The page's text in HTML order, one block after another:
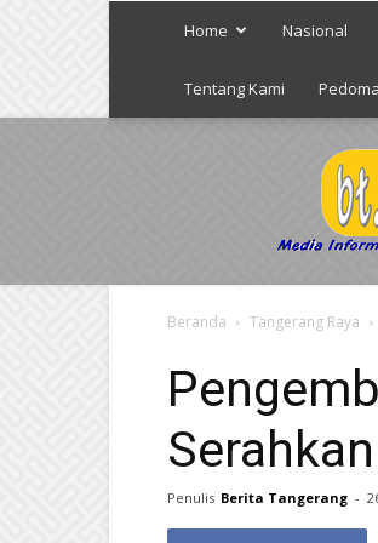
Home Nasional
Tentang Kami
Beranda Tangerang Raya
Penulis Berita Tangerang -